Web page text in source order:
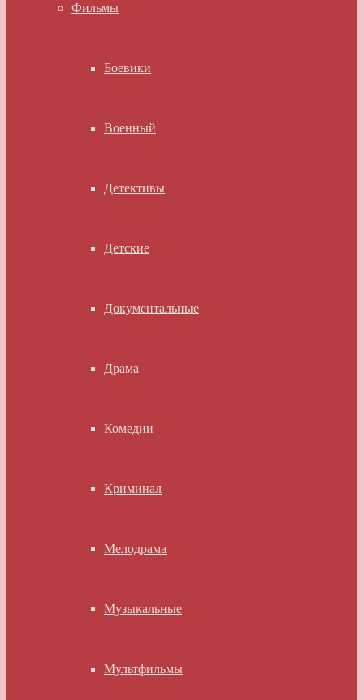
Фильмы
Боевики
Военный
Детективы
Детские
Документальные
Драма
Комедии
Криминал
Мелодрама
Музыкальные
Мультфильмы